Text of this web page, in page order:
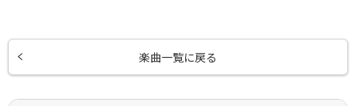
楽曲一覧に戻る